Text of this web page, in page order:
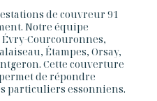
de couvreur 91
Notre équipe
Courcouronnes,
Étampes, Orsay,
Cette couverture
de répondre
particuliers essonniens.